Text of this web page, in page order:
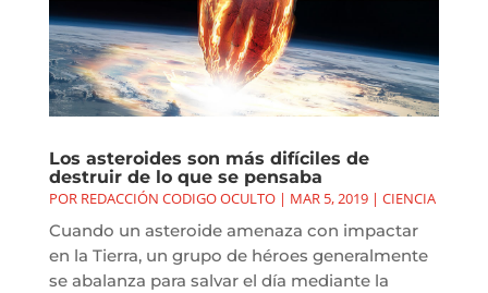
Los asteroides son más difíciles de
destruir de lo que se pensaba
POR REDACCIÓN CODIGO OCULTO| MAR 5, 2019| CIENCIA
Cuando un asteroide amenaza con impactar
en la Tierra, un grupo de héroes generalmente
se abalanza para salvar el día mediante la